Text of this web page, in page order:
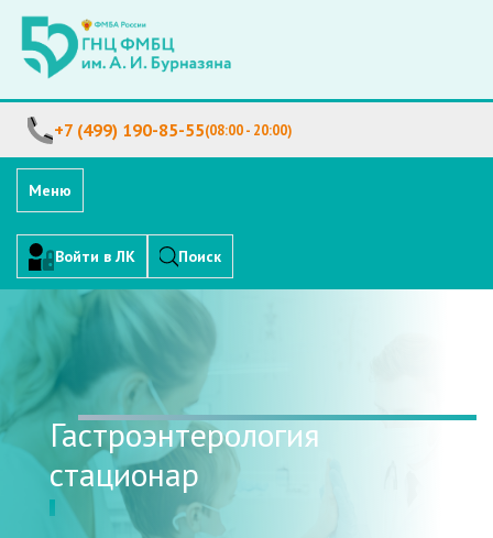
+7 (499) 190-85-55(08:00 - 20:00)
Меню
Войти в ЛК Поиск
Гастроэнтерология
стационар